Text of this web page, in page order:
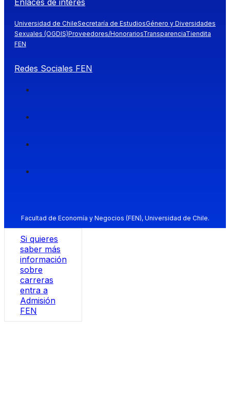
Universidad de ChileSecretaría de EstudiosGénero y Diversidades
Sexuales (OGDIS)Proveedores/HonorariosTransparenciaTiendita
FEN
Redes Sociales FEN
Facultad de Economía y Negocios (FEN), Universidad de Chile.
Si quieres
saber más
información
sobre
carreras
entra a
Admisión
FEN